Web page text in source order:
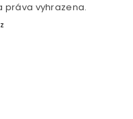
práva vyhrazena.